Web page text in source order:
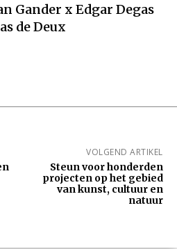
Gander x Edgar Degas
de Deux
VOLGEND ARTIKEL
Steun voor honderden
projecten op het gebied
van kunst, cultuur en
natuur